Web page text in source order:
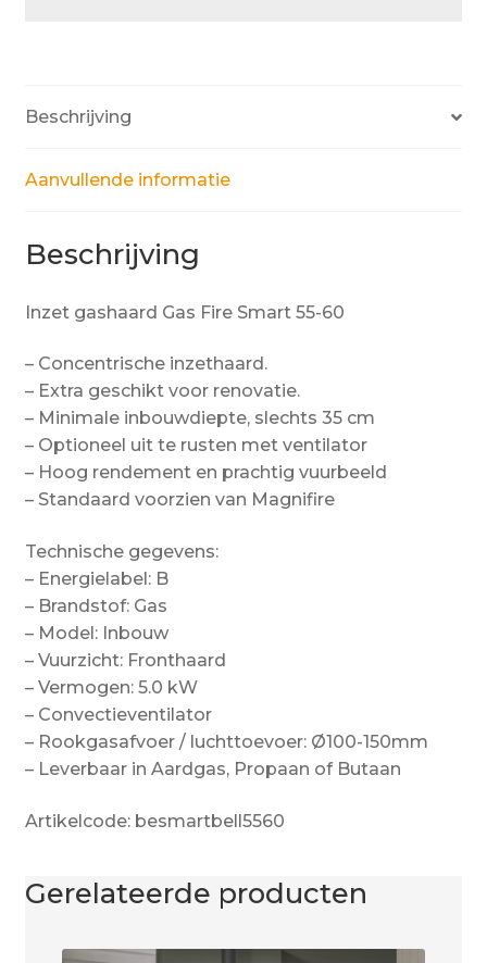
Beschrijving
Aanvullende informatie
Beschrijving
Inzet gashaard Gas Fire Smart 55-60
– Concentrische inzethaard.
– Extra geschikt voor renovatie.
– Minimale inbouwdiepte, slechts 35 cm
– Optioneel uit te rusten met ventilator
– Hoog rendement en prachtig vuurbeeld
– Standaard voorzien van Magnifire
Technische gegevens:
– Energielabel: B
– Brandstof: Gas
– Model: Inbouw
– Vuurzicht: Fronthaard
– Vermogen: 5.0 kW
– Convectieventilator
– Rookgasafvoer / luchttoevoer: Ø100-150mm
– Leverbaar in Aardgas, Propaan of Butaan
Artikelcode: besmartbell5560
Gerelateerde producten